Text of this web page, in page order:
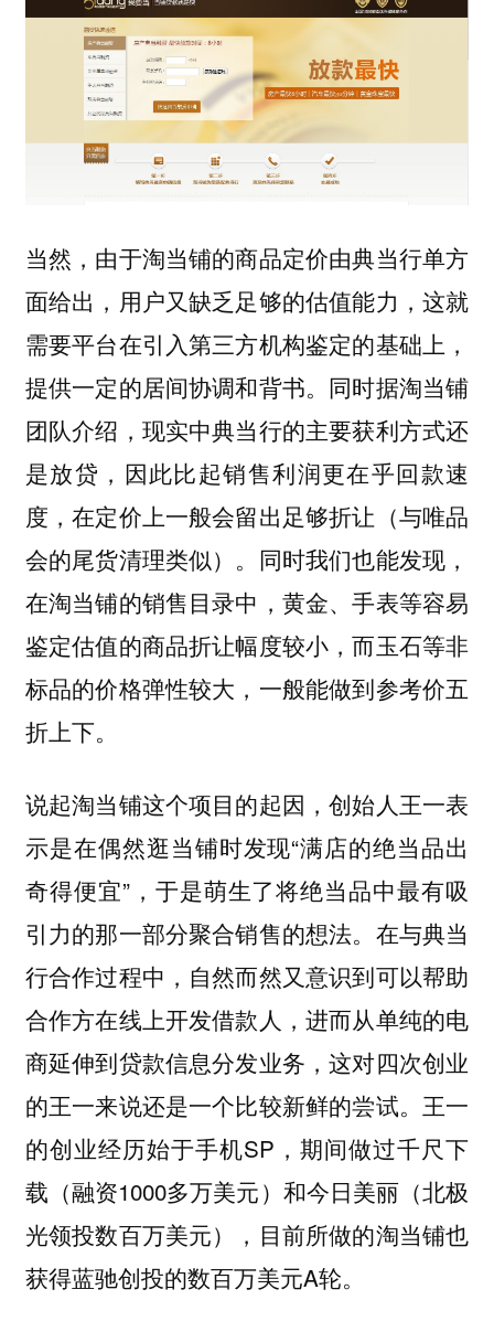
当然，由于淘当铺的商品定价由典当行单方
面给出，用户又缺乏足够的估值能力，这就
需要平台在引入第三方机构鉴定的基础上，
提供一定的居间协调和背书。同时据淘当铺
团队介绍，现实中典当行的主要获利方式还
是放贷，因此比起销售利润更在乎回款速
度，在定价上一般会留出足够折让（与唯品
会的尾货清理类似）。同时我们也能发现，
在淘当铺的销售目录中，黄金、手表等容易
鉴定估值的商品折让幅度较小，而玉石等非
标品的价格弹性较大，一般能做到参考价五
折上下。
说起淘当铺这个项目的起因，创始人王一表
示是在偶然逛当铺时发现“满店的绝当品出
奇得便宜”，于是萌生了将绝当品中最有吸
引力的那一部分聚合销售的想法。在与典当
行合作过程中，自然而然又意识到可以帮助
合作方在线上开发借款人，进而从单纯的电
商延伸到贷款信息分发业务，这对四次创业
的王一来说还是一个比较新鲜的尝试。王一
的创业经历始于手机SP，期间做过千尺下
载（融资1000多万美元）和今日美丽（北极
光领投数百万美元），目前所做的淘当铺也
获得蓝驰创投的数百万美元A轮。